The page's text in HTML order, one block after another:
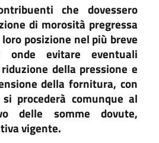
che dovessero
di morosità pregressa
posizione nel più breve
onde evitare eventuali
della pressione e
della fornitura, con
si procederà comunque al
delle somme dovute,
vigente.